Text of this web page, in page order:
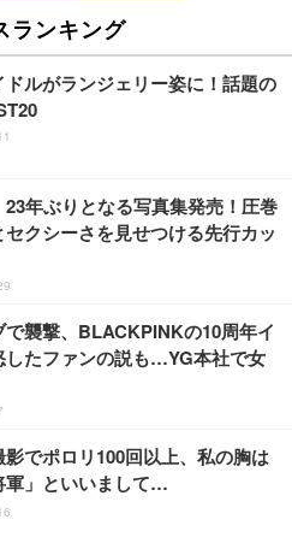
ランキング
ドルがランジェリー姿に！話題の
23年ぶりとなる写真集発売！圧巻
セクシーさを見せつける先行カッ
で襲撃、BLACKPINKの10周年イ
したファンの説も…YG本社で女
でポロリ100回以上、私の胸は
軍」といいまして…